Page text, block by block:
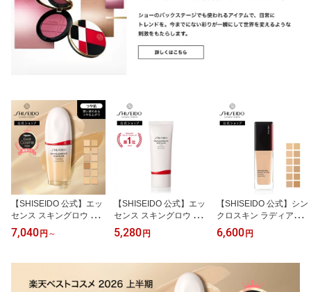
【SHISEIDO 公式】エッ
センス スキングロウ フ
ァンデーション ☆ | SHIS
EIDO 資生堂 シセイドウ
ンデ 美容液ファンデ 美
キンケアエッセンス
7,040 円 ～
【SHISEIDO 公式】エッ
センス スキングロウ プ
ライマー ★ | SHISEIDO
資生堂 シセイドウ | 化粧
5,280 円
【SHISEIDO 公式】シン
クロスキン ラディアント
リフティング ファンデー
ション | SHISEIDO 資生
ーション リキッドファン
6,600 円